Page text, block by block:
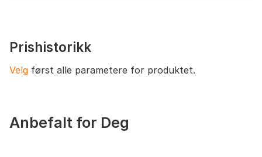
Prishistorikk
Velg først alle parametere for produktet.
Anbefalt for Deg